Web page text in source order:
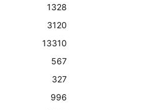
1328
3120
13310
567
327
996